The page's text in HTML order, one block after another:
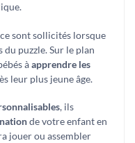
sont sollicités lorsque
du puzzle. Sur le plan
àapprendre les
leur plus jeune âge.
, ils
de votre enfant en
jouer ou assembler